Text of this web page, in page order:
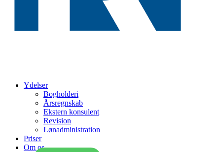
Ydelser
Bogholderi
Årsregnskab
Ekstern konsulent
Revision
Lønadministration
Priser
Om os